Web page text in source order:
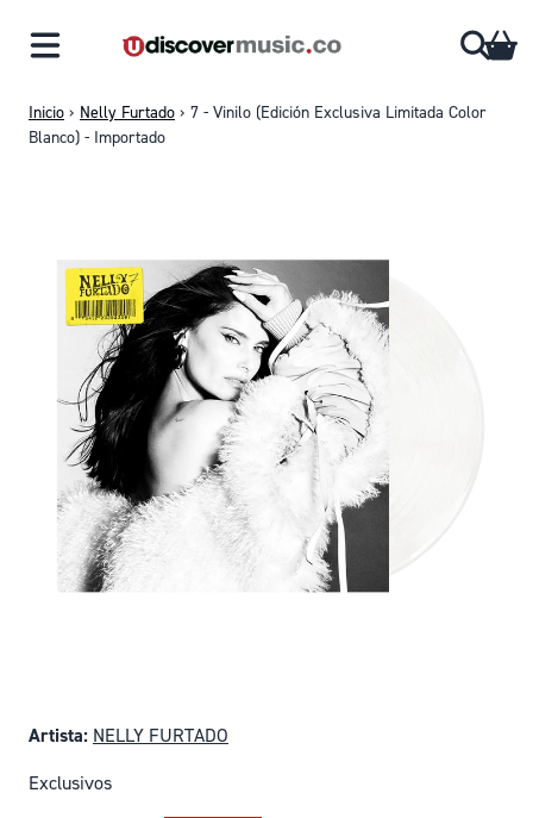
Inicio › Nelly Furtado › 7 - Vinilo (Edición Exclusiva Limitada Color
Blanco) - Importado
Artista: NELLY FURTADO
Exclusivos